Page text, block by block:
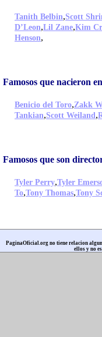
Tanith Belbin,Scott
D’Leon,Lil Zane,Kim
Henson,
Famosos que nacieron
Benicio del Toro,Zakk
Tankian,Scott Weiland,
Famosos que son
Tyler Perry,Tyler
To,Tony Thomas,Tony
PaginaOficial.org no tiene relacion
ellos y no